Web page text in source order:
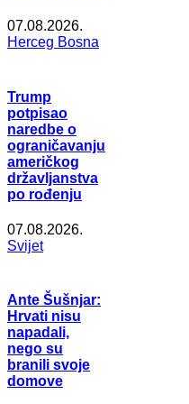
07.08.2026.
Herceg Bosna
Trump
potpisao
naredbe o
ograničavanju
američkog
državljanstva
po rođenju
07.08.2026.
Svijet
Ante Šušnjar:
Hrvati nisu
napadali,
nego su
branili svoje
domove